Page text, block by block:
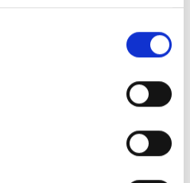
tarinakävely liikkuu
määrä ja paikka